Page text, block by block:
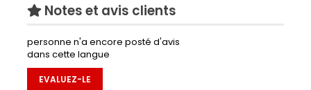
Notes et avis clients
personne n'a encore posté d'avis
dans cette langue
EVALUEZ-LE